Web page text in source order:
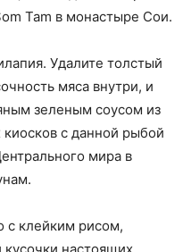
Tam в монастыре Сои.
Удалите толстый
мяса внутри, и
зеленым соусом из
с данной рыбой
мира в
с клейким рисом,